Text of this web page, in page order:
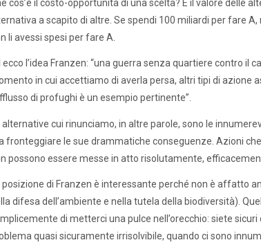
cos’è il costo-opportunità di una scelta? È il valore delle
a scapito di altre. Se spendi 100 miliardi per fare
li avessi spesi per fare A.
ecco l’idea Franzen: “una guerra senza quartiere contro il
in cui accettiamo di averla persa, altri tipi di azione
di profughi è un esempio pertinente”.
alternative cui rinunciamo, in altre parole, sono le
fronteggiare le sue drammatiche conseguenze. Azioni
possono essere messe in atto risolutamente,
posizione di Franzen è interessante perché non è affatto
difesa dell’ambiente e nella tutela della biodiversità).
di metterci una pulce nell’orecchio: siete
quasi sicuramente irrisolvibile, quando ci sono